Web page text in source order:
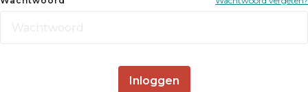
Inloggen